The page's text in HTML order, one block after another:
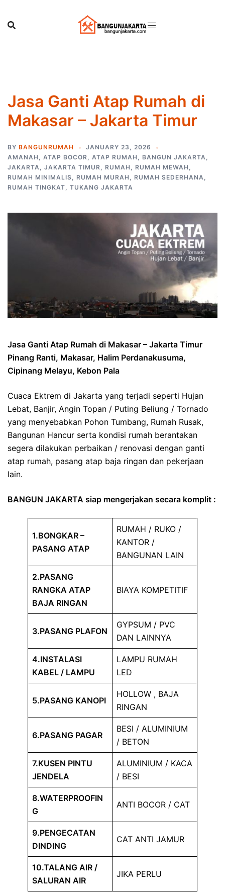
content
Jasa Ganti Atap Rumah di
Makasar – Jakarta Timur
BY BANGUNRUMAH
JANUARY 23, 2026
AMANAH , ATAP BOCOR, ATAP RUMAH , BANGUN JAKARTA,
JAKARTA, JAKARTA TIMUR, RUMAH , RUMAH MEWAH ,
RUMAH MINIMALIS, RUMAH MURAH , RUMAH SEDERHANA,
RUMAH TINGKAT, TUKANG JAKARTA
Jasa Ganti Atap Rumah di Makasar – Jakarta Timur
Pinang Ranti, Makasar, Halim Perdanakusuma,
Cipinang Melayu, Kebon Pala
Cuaca Ektrem di Jakarta yang terjadi seperti Hujan
Lebat, Banjir, Angin Topan / Puting Beliung / Tornado
yang menyebabkan Pohon Tumbang, Rumah Rusak,
Bangunan Hancur serta kondisi rumah berantakan
segera dilakukan perbaikan / renovasi dengan ganti
atap rumah, pasang atap baja ringan dan pekerjaan
lain.
BANGUN JAKARTA siap mengerjakan secara komplit :
1.BONGKAR –
PASANG ATAP
RUMAH / RUKO /
KANTOR /
BANGUNAN LAIN
2.PASANG
RANGKA ATAP
BAJA RINGAN
BIAYA KOMPETITIF
3.PASANG PLAFON
GYPSUM / PVC
DAN LAINNYA
4.INSTALASI
KABEL / LAMPU
LAMPU RUMAH
LED
5.PASANG KANOPI
HOLLOW , BAJA
RINGAN
6.PASANG PAGAR
BESI / ALUMINIUM
/ BETON
7.KUSEN PINTU
JENDELA
ALUMINIUM / KACA
/ BESI
8.WATERPROOFIN
G
ANTI BOCOR / CAT
9.PENGECATAN
DINDING
CAT ANTI JAMUR
10.TALANG AIR /
SALURAN AIR
JIKA PERLU